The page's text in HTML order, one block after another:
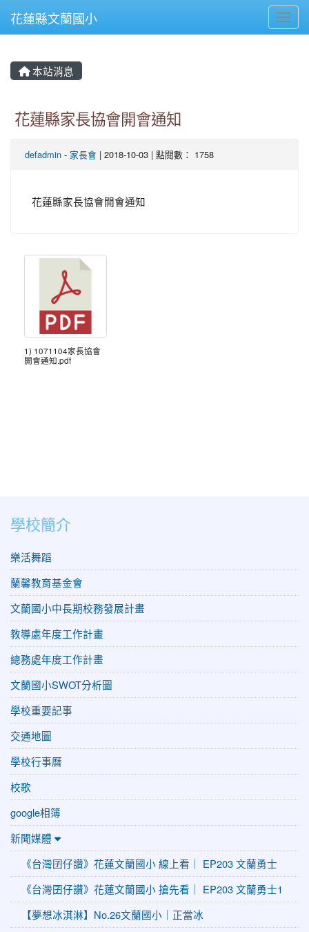
花蓮縣文蘭國小
本站消息
花蓮縣家長協會開會通知
defadmin - 家長會 | 2018-10-03 | 點閱數： 1758
花蓮縣家長協會開會通知
1) 1071104家長協會
開會通知.pdf
學校簡介
樂活舞蹈
蘭馨教育基金會
文蘭國小中長期校務發展計畫
教導處年度工作計畫
總務處年度工作計畫
文蘭國小SWOT分析圖
學校重要記事
交通地圖
學校行事曆
校歌
google相簿
新聞媒體
《台灣囝仔讚》花蓮文蘭國小 線上看｜ EP203 文蘭勇士
《台灣囝仔讚》花蓮文蘭國小 搶先看｜ EP203 文蘭勇士1
【夢想冰淇淋】No.26文蘭國小｜正當冰